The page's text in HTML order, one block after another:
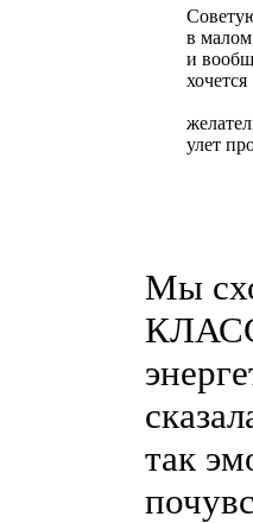
в малом
и
хочется
улет
Мы
так